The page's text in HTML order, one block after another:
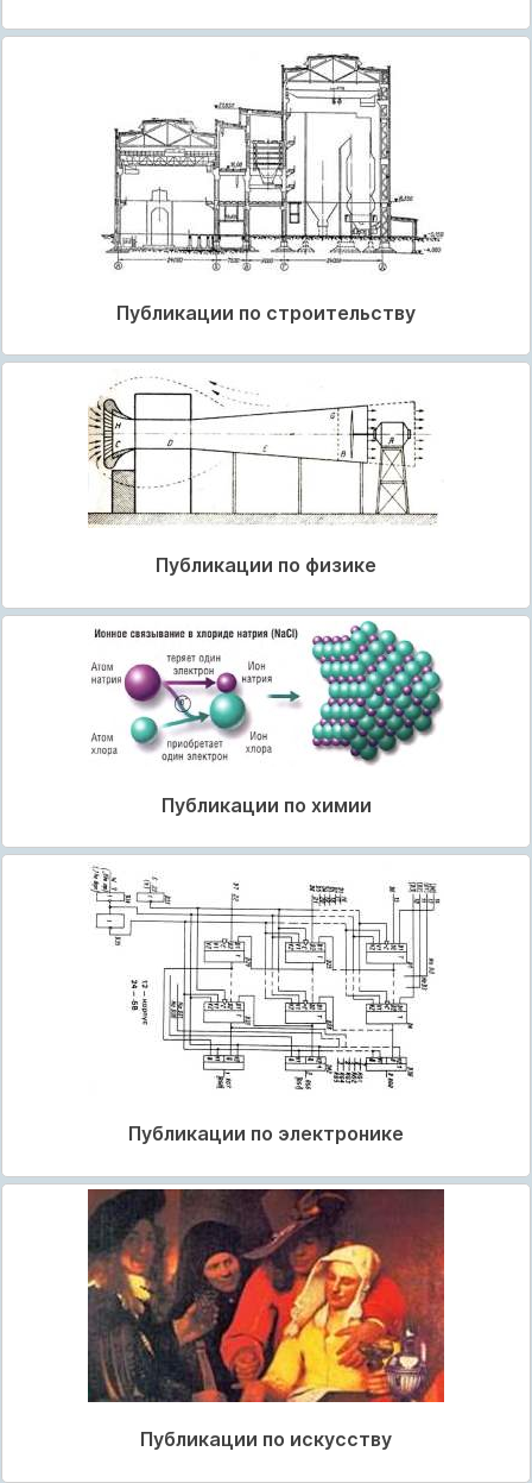
Публикации по строительству
Публикации по физике
Публикации по химии
Публикации по электронике
Публикации по искусству